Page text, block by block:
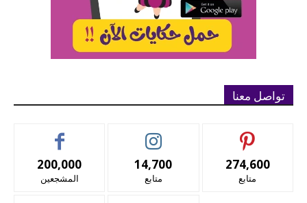
تواصل معنا
200,000
المشجعين
14,700
متابع
274,600
متابع